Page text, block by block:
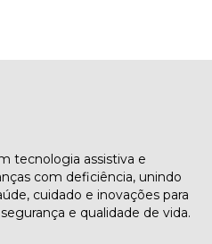
tecnologia assistiva e
com deficiência, unindo
cuidado e inovações para
e qualidade de vida.